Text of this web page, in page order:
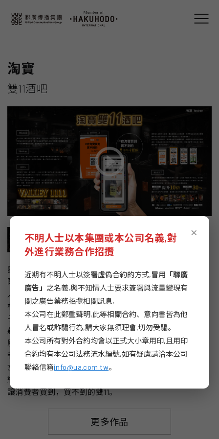
淘寶
雙11酒吧
與台灣知名酒吧Valley22合作，買下他的招牌，改成期間
限定的Valley1111，更運用淘寶商品全面打造這間酒吧！當
人們進入酒吧時會發現所有陳設，物件都來自淘寶，吧
檯、服裝、沙發、酒杯、燈具，甚至掛衣鉤、垃圾桶、原
子筆都有專屬QR Code吊卡，只要一掃就能下單買到同
款；期間進入淘寶首頁，還能線上填寫心願清單，送出心
願我們即會推送對應的專屬商品和折扣碼給你，現場下單
暢飲shot由淘寶買單。我們從線下連動線上，讓消費者能
360度體驗淘寶，讓酒吧成為淘寶的另類新通路，並透過
網友的分享與擴散產生媒體效果，傳達淘寶雙11的訊息，
讓消費者買到，買不到的雙11。
更多作品
×
不明人士以本集團或本公司名義,對
外進行業務合作招攬
近期有不明人士以簽署虛偽合約的方式,冒用 「聯廣
廣告」 之名義,與不知情人士要求簽署與流量變現有
關之廣告業務招攬相關訊息,
本公司在此鄭重聲明,此等相關合約、意向書皆為他
人冒名或詐騙行為,請大家無須理會,切勿受騙。
本公司所有對外合約均會以正式大小章用印,且用印
合約均有本公司法務流水編號,如有疑慮請洽本公司
聯絡信箱info@ua.com.tw。